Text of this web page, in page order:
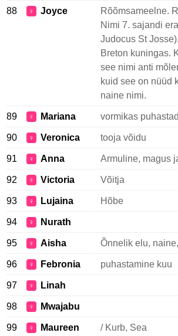
88 ♀ Joyce
Rõõmsameelne.
Nimi 7. sajandi
Judocus St
Breton kuningas.
see nimi anti
kuid see on nüüd
naine nimi.
89 ♀ Mariana vormikas
90 ♀ Veronica tooja võidu
91 ♀ Anna Armuline, magus
92 ♀ Victoria Võitja
93 ♀ Lujaina Hõbe
94 ♀ Nurath
95 ♀ Aisha Õnnelik elu,
96 ♀ Febronia puhastamine kuu
97 ♀ Linah
98 ♀ Mwajabu
99 ♀ Maureen / Kurb, Sea